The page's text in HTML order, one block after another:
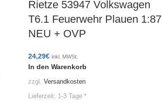
Rietze 53947 Volkswagen
T6.1 Feuerwehr Plauen 1:87
NEU + OVP
24,29€ inkl. MWSt.
In den Warenkorb
zzgl. Versandkosten
Lieferzeit: 1-3 Tage *